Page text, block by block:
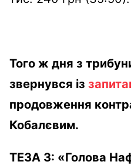
Того ж дня з
звернувся із
продовження
Кобалєвим.
ТЕЗА 3: «Голова